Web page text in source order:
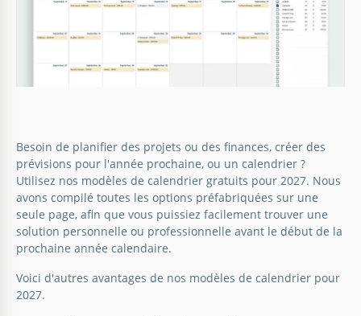
Besoin de planifier des projets ou des finances, créer des
prévisions pour l'année prochaine, ou un calendrier ?
Utilisez nos modèles de calendrier gratuits pour 2027. Nous
avons compilé toutes les options préfabriquées sur une
seule page, afin que vous puissiez facilement trouver une
solution personnelle ou professionnelle avant le début de la
prochaine année calendaire.
Voici d'autres avantages de nos modèles de calendrier pour
2027.